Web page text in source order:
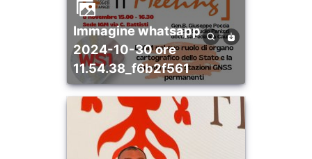
immagine whatsapp
2024-10-30 ore
11.54.38_f6b2f561